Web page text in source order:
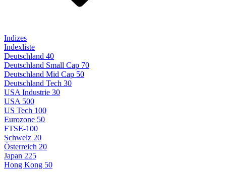
Indizes
Indexliste
Deutschland 40
Deutschland Small Cap 70
Deutschland Mid Cap 50
Deutschland Tech 30
USA Industrie 30
USA 500
US Tech 100
Eurozone 50
FTSE-100
Schweiz 20
Österreich 20
Japan 225
Hong Kong 50